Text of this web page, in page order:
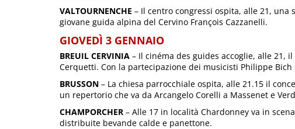
VALTOURNENCHE – Il centro congressi ospita, alle 21,
giovane guida alpina del Cervino François Cazzanelli.
GIOVEDÌ 3 GENNAIO
BREUIL CERVINIA – Il cinéma des guides accoglie, alle 21,
Cerquetti. Con la partecipazione dei musicisti Philippe Bich
BRUSSON – La chiesa parrocchiale ospita, alle 21.15 il
un repertorio che va da Arcangelo Corelli a Massenet e
CHAMPORCHER – Alle 17 in località Chardonney va in
distribuite bevande calde e panettone.